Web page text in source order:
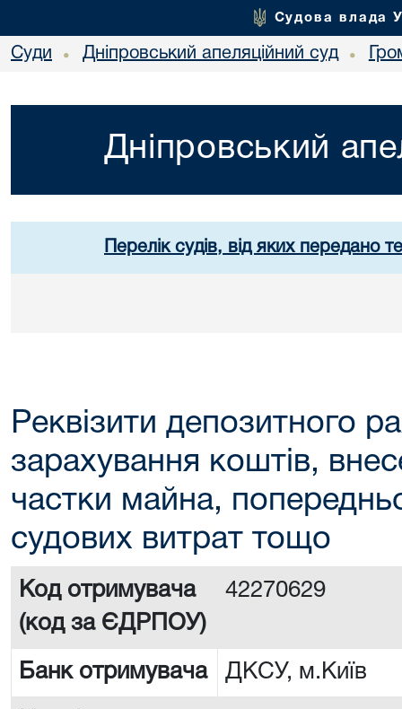
Судова влада
Суди • Дніпровський апеляційний суд •
Дніпровський
Перелік судів, від яких передано
Реквізити депозитного
зарахування коштів,
частки майна,
судових витрат тощо
Код отримувача
(код за ЄДРПОУ)
42270629
Банк отримувача ДКСУ, м.Київ